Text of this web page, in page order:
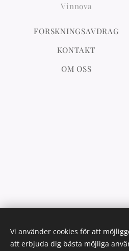
Vinnova
FORSKNINGSAVDRAG
KONTAKT
OM OSS
Alla rättigheter tillhör Svenska
Kapitalguiden AB 2021
Vi använder cookies för att
att erbjuda dig bästa möjliga